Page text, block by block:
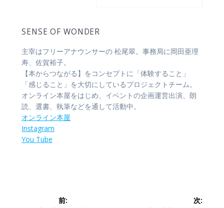
SENSE OF WONDER
主宰はフリーアナウンサーの 松尾翠。事務局に岡田亜理
寿、佐賀裕子。
【本からつながる】をコンセプトに「体験すること」
「感じること」を大切にしているプロジェクトチーム。
オンライン本屋をはじめ、イベントの企画運営出演、朗
読、選書、執筆などを通して活動中。
オンライン本屋
Instagram
You Tube
前:
次: